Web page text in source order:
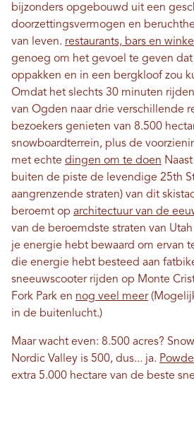
bijzonders opgebouwd uit een
doorzettingsvermogen en
van leven. restaurants, bars en
genoeg om het gevoel te geven
oppakken en in een bergkloof zou
Omdat het slechts 30 minuten
van Ogden naar drie verschillende
bezoekers genieten van 8.500
snowboardterrein, plus de
met echte dingen om te doen
buiten de piste de levendige 25th
aangrenzende straten) van dit
beroemt op architectuur van de
van de beroemdste straten van
je energie hebt bewaard om ervan
die energie hebt besteed aan
sneeuwscooter rijden op Monte
Fork Park en nog veel meer
in de buitenlucht.)
Maar wacht even: 8.500 acres?
Nordic Valley is 500, dus... ja.
extra 5.000 hectare van de beste